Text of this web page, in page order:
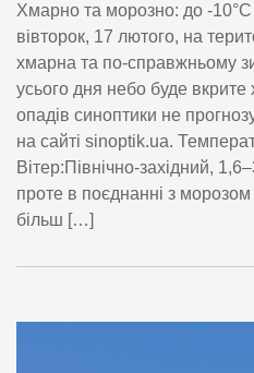
Хмарно та морозно: до -10°C
вівторок, 17 лютого, на
хмарна та по-справжньому
усього дня небо буде
опадів синоптики не
на сайті sinoptik.ua.
Вітер:Північно-західний,
проте в поєднанні з
більш […]